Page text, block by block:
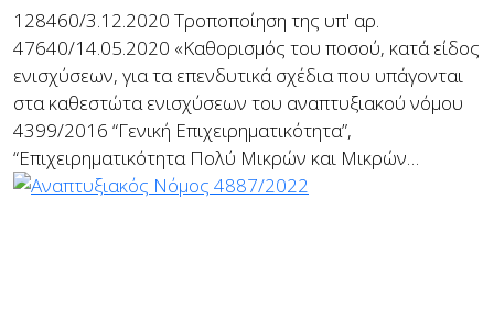
128460/3.12.2020 Τροποποίηση της υπ' αρ.
47640/14.05.2020 «Καθορισμός του ποσού, κατά είδος
ενισχύσεων, για τα επενδυτικά σχέδια που υπάγονται
στα καθεστώτα ενισχύσεων του αναπτυξιακού νόμου
4399/2016 “Γενική Επιχειρηματικότητα”,
“Επιχειρηματικότητα Πολύ Μικρών και Μικρών…